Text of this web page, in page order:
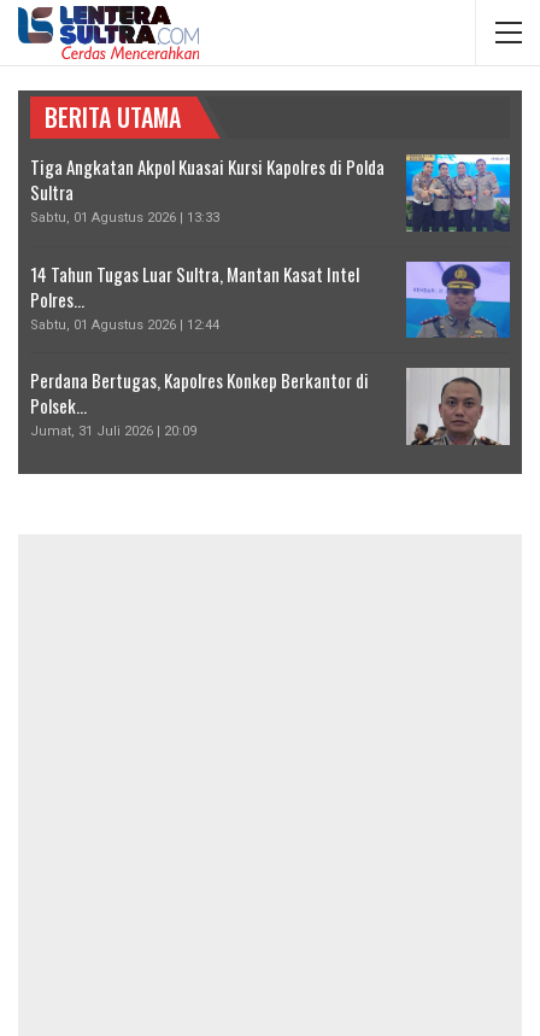
BERITA UTAMA
Tiga Angkatan Akpol Kuasai Kursi Kapolres di Polda
Sultra
Sabtu, 01 Agustus 2026 | 13:33
14 Tahun Tugas Luar Sultra, Mantan Kasat Intel
Polres…
Sabtu, 01 Agustus 2026 | 12:44
Perdana Bertugas, Kapolres Konkep Berkantor di
Polsek…
Jumat, 31 Juli 2026 | 20:09